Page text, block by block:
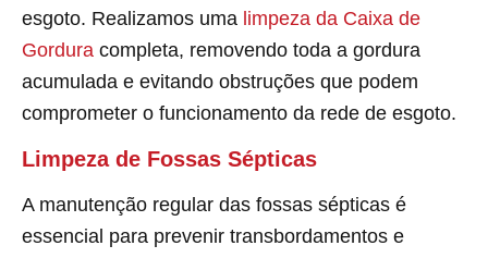
esgoto. Realizamos uma limpeza da Caixa de
Gordura completa, removendo toda a gordura
acumulada e evitando obstruções que podem
comprometer o funcionamento da rede de esgoto.
Limpeza de Fossas Sépticas
A manutenção regular das fossas sépticas é
essencial para prevenir transbordamentos e